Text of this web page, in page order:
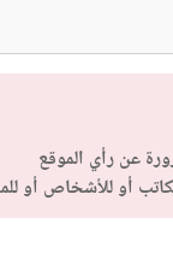
عن رأي الموقع
أو للأشخاص أو